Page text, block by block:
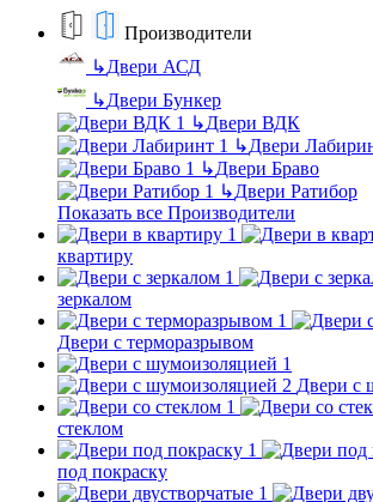
Производители
↳Двери АСД
↳Двери Бункер
↳Двери ВДК
↳Двери
↳Двери Браво
↳Двери Ратибор
Показать все Производители
квартиру
зеркалом
Двери с терморазрывом
Двери с
стеклом
под покраску